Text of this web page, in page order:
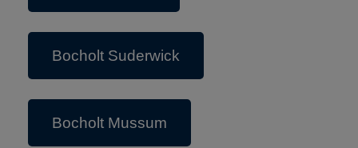
Bocholt Suderwick
Bocholt Mussum